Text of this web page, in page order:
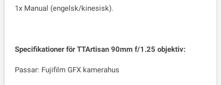
1x Manual (engelsk/kinesisk).
Specifikationer för TTArtisan 90mm f/1.25 objektiv:
Passar: Fujifilm GFX kamerahus